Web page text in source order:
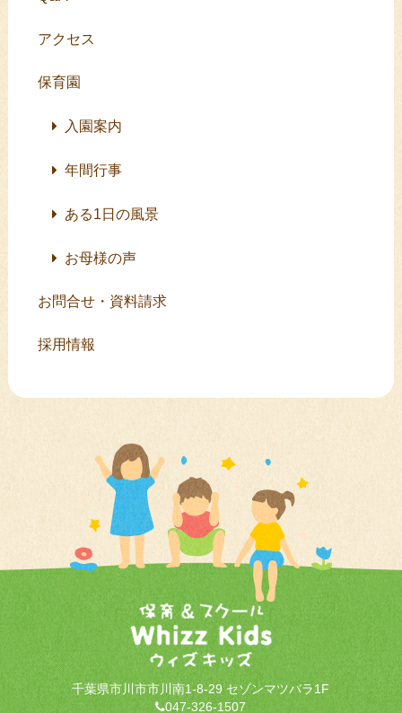
アクセス
保育園
入園案内
年間行事
ある1日の風景
お母様の声
お問合せ・資料請求
採用情報
千葉県市川市市川南1-8-29 セゾンマツバラ1F
047-326-1507